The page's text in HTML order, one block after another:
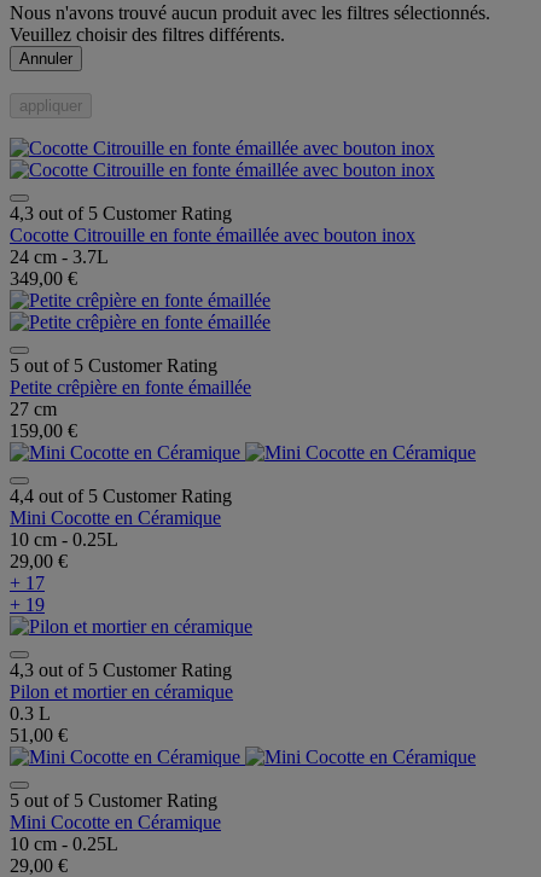
Nous n'avons trouvé aucun produit avec les filtres sélectionnés.
Veuillez choisir des filtres différents.
Annuler
appliquer
4,3 out of 5 Customer Rating
Cocotte Citrouille en fonte émaillée avec bouton inox
24 cm - 3.7L
349,00 €
5 out of 5 Customer Rating
Petite crêpière en fonte émaillée
27 cm
159,00 €
4,4 out of 5 Customer Rating
Mini Cocotte en Céramique
10 cm - 0.25L
29,00 €
+ 17
+ 19
4,3 out of 5 Customer Rating
Pilon et mortier en céramique
0.3 L
51,00 €
5 out of 5 Customer Rating
Mini Cocotte en Céramique
10 cm - 0.25L
29,00 €